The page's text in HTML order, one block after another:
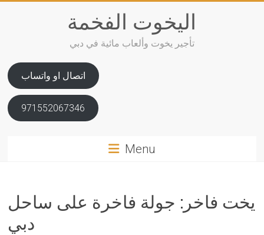
اليخوت الفخمة
تأجير يخوت وألعاب مائية في دبي
اتصال او واتساب
971552067346
Menu
يخت فاخر: جولة فاخرة على ساحل
دبي